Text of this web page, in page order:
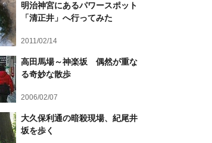
明治神宮にあるパワースポット
「清正井」へ行ってみた
2011/02/14
高田馬場～神楽坂 偶然が重な
る奇妙な散歩
2006/02/07
大久保利通の暗殺現場、紀尾井
坂を歩く